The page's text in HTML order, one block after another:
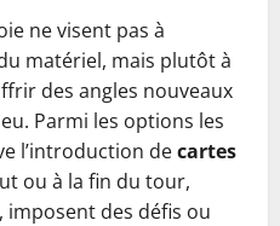
ne visent pas à
matériel, mais plutôt à
des angles nouveaux
Parmi les options les
l’introduction decartes
ou à la fin du tour,
des défis ou